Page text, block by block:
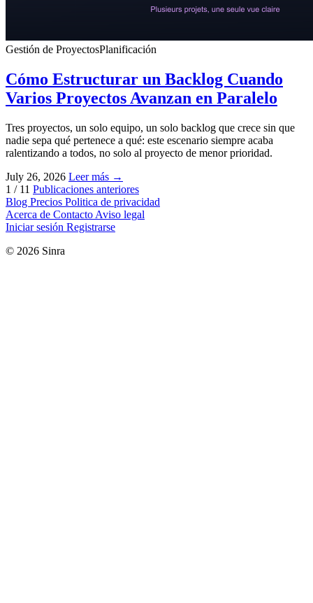
Gestión de ProyectosPlanificación
Cómo Estructurar un Backlog Cuando
Varios Proyectos Avanzan en Paralelo
Tres proyectos, un solo equipo, un solo backlog que crece sin que
nadie sepa qué pertenece a qué: este escenario siempre acaba
ralentizando a todos, no solo al proyecto de menor prioridad.
July 26, 2026 Leer más →
1 / 11 Publicaciones anteriores
Blog Precios Politica de privacidad
Acerca de Contacto Aviso legal
Iniciar sesión Registrarse
© 2026 Sinra